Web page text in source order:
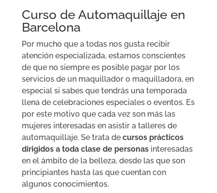
Curso de Automaquillaje en
Barcelona
Por mucho que a todas nos gusta recibir
atención especializada, estamos conscientes
de que no siempre es posible pagar por los
servicios de un maquillador o maquilladora, en
especial si sabes que tendrás una temporada
llena de celebraciones especiales o eventos. Es
por este motivo que cada vez son más las
mujeres interesadas en asistir a talleres de
automaquillaje. Se trata de cursos prácticos
dirigidos a toda clase de personasinteresadas
en el ámbito de la belleza, desde las que son
principiantes hasta las que cuentan con
algunos conocimientos.